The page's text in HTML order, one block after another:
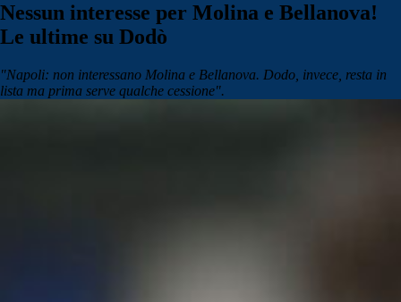
Nessun interesse per Molina e Bellanova!
Le ultime su Dodò
"Napoli: non interessano Molina e Bellanova. Dodo , invece, resta in
lista ma prima serve qualche cessione".